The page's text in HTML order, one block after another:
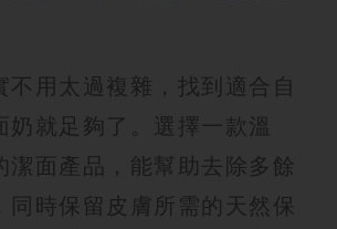
不用太過複雜，找到適合自
奶就足夠了。選擇一款溫
潔面產品，能幫助去除多餘
同時保留皮膚所需的天然保